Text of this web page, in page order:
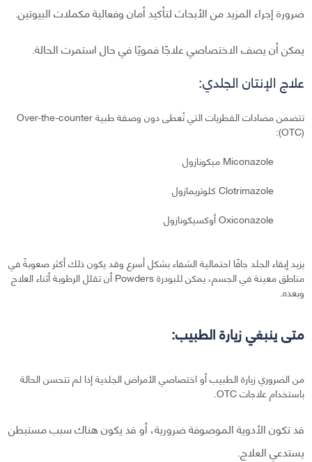
ضرورة إجراء المزيد من الأبحاث لتأكيد أمان وفعالية مكملات البيوتين.
يمكن أن يصف الاختصاصي علاجًا فمويًا في حال استمرت الحالة.
علاج الإنتان الجلدي:
تتضمن مضادات الفطريات التي تُعطى دون وصفة طبية Over-the-counter
(OTC):
Miconazole ميكونازول
Clotrimazole كلوتريمازول
Oxiconazole أوكسيكونازول
يزيد إبقاء الجلد جافًا احتمالية الشفاء بشكل أسرع وقد يكون ذلك أكثر صعوبةً في
مناطق معينة في الجسم، يمكن للبودرة Powders أن تقلل الرطوبة أثناء العلاج
وبعده.
متى ينبغي زيارة الطبيب:
من الضروري زيارة الطبيب أو اختصاصي الأمراض الجلدية إذا لم تتحسن الحالة
باستخدام علاجات OTC.
قد تكون الأدوية الموصوفة ضرورية، أو قد يكون هناك سبب مستبطن
يستدعي العلاج.